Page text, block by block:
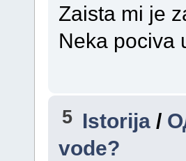
Zaista mi je
Neka pociva
5 Istorija /
vode?